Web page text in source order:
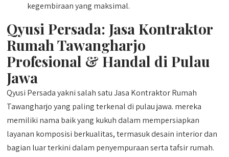
kegembiraan yang maksimal.
Qyusi Persada: Jasa Kontraktor
Rumah Tawangharjo
Profesional & Handal di Pulau
Jawa
Qyusi Persada yakni salah satu Jasa Kontraktor Rumah
Tawangharjo yang paling terkenal di pulau jawa. mereka
memiliki nama baik yang kukuh dalam mempersiapkan
layanan komposisi berkualitas, termasuk desain interior dan
bagian luar terkini dalam penyempuraan serta tafsir rumah.